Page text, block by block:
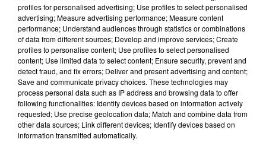
TITRES DIFFUSÉS
23h16
23h16 23h13
23h13
profiles for personalised advertising; Use profiles to select personalised
advertising; Measure advertising performance; Measure content
performance; Understand audiences through statistics or combinations
of data from different sources; Develop and improve services; Create
profiles to personalise content; Use profiles to select personalised
content; Use limited data to select content; Ensure security, prevent and
detect fraud, and fix errors; Deliver and present advertising and content;
Save and communicate privacy choices. These technologies may
process personal data such as IP address and browsing data to offer
following functionalities: Identify devices based on information actively
requested; Use precise geolocation data; Match and combine data from
other data sources; Link different devices; Identify devices based on
information transmitted automatically.